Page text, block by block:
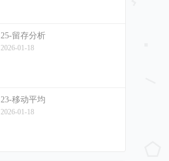
25-留存分析
2026-01-18
23-移动平均
2026-01-18